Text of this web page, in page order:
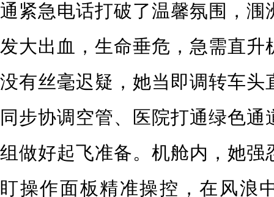
通紧急电话打破了温馨氛围，涠
发大出血，生命垂危，急需直升
没有丝毫迟疑，她当即调转车头
同步协调空管、医院打通绿色通
组做好起飞准备。机舱内，她强
盯操作面板精准操控，在风浪